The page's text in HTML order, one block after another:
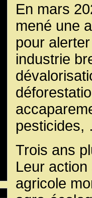
En mars
mené une
pour
industrie
Trois ans
Leur
agricole